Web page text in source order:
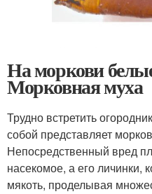
На моркови
Морковная муха
Трудно встретить
собой представляет
Непосредственный вред
насекомое, а его личинки,
мякоть, проделывая